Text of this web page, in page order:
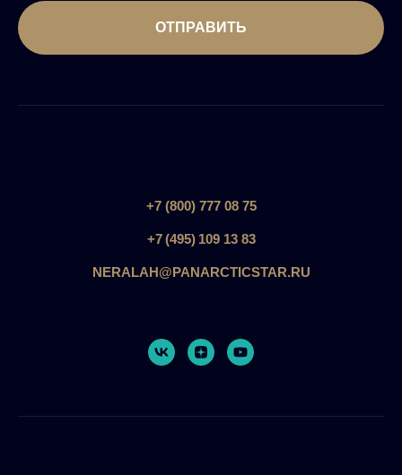
ОТПРАВИТЬ
+7 (800) 777 08 75
+7 (495) 109 13 83
NERALAH@PANARCTICSTAR.RU